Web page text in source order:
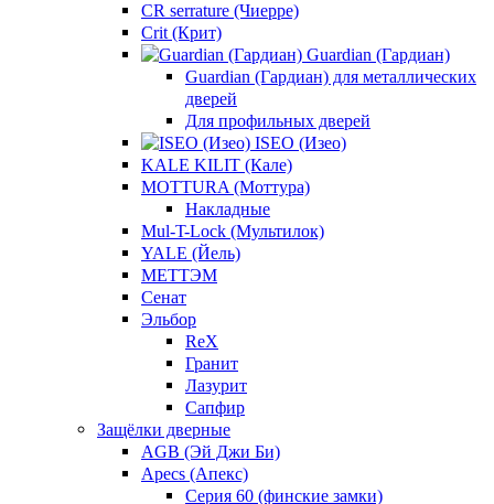
CR serrature (Чиерре)
Crit (Крит)
Guardian (Гардиан)
Guardian (Гардиан) для металлических
дверей
Для профильных дверей
ISEO (Изео)
KALE KILIT (Кале)
MOTTURA (Моттура)
Накладные
Mul-T-Lock (Мультилок)
YALE (Йель)
МЕТТЭМ
Сенат
Эльбор
ReX
Гранит
Лазурит
Сапфир
Защёлки дверные
AGB (Эй Джи Би)
Apecs (Апекс)
Серия 60 (финские замки)